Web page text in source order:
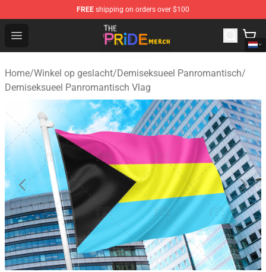
FREE shipping on orders over $100
Open menu
The Pride Shop - Official The Pride Merchandise Store
Home/Winkel op geslacht/Demiseksueel Panromantisch/
Demiseksueel Panromantisch Vlag